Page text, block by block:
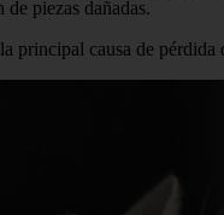
piezas dañadas.
principal causa de pérdida